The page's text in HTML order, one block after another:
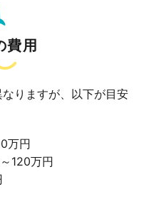
費用
りますが、以下が目安
万円
120万円